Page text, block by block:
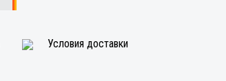
Условия доставки